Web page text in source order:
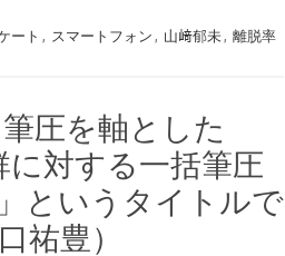
ート スマートフォン 山﨑郁未 離脱率
圧を軸とした
対する一括筆圧
というタイトルで
祐豊）